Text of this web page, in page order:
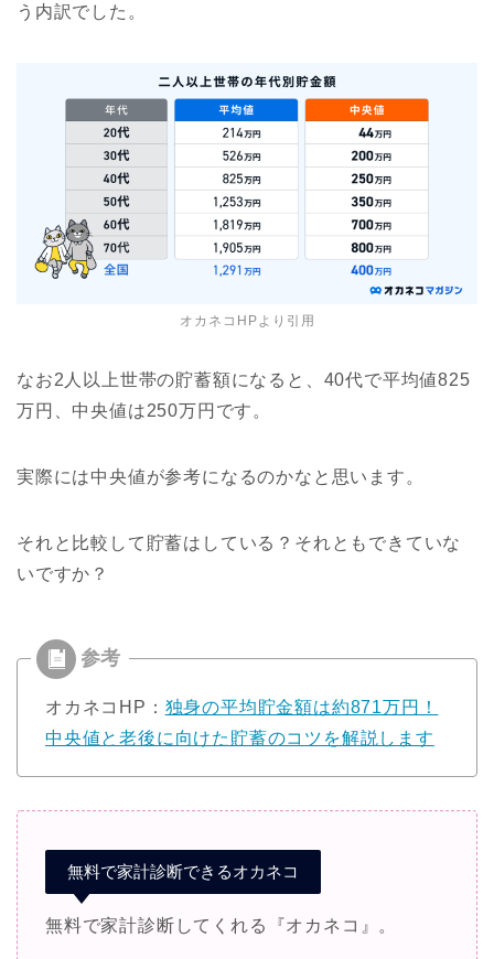
う内訳でした。
オカネコHPより引用
なお2人以上世帯の貯蓄額になると、40代で平均値825
万円、中央値は250万円です。
実際には中央値が参考になるのかなと思います。
それと比較して貯蓄はしている？それともできていな
いですか？
オカネコHP： 独身の平均貯金額は約871万円！
中央値と老後に向けた貯蓄のコツを解説します
無料で家計診断できるオカネコ
無料で家計診断してくれる『オカネコ』。